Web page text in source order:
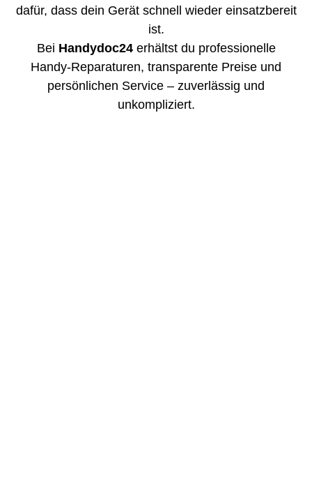
dafür, dass dein Gerät schnell wieder einsatzbereit
ist.
Bei Handydoc24erhältst du professionelle
Handy-Reparaturen, transparente Preise und
persönlichen Service – zuverlässig und
unkompliziert.